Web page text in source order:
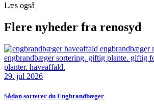
Læs også
Flere nyheder fra renosyd
29. jul 2026
Sådan sorterer du Engbrandbæger